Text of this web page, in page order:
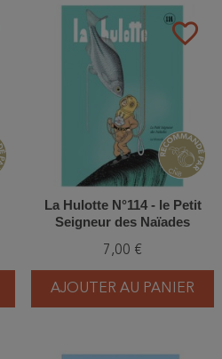
favorite_border
La Hulotte N°114 - le Petit
Seigneur des Naïades
7,00 €
AJOUTER AU PANIER